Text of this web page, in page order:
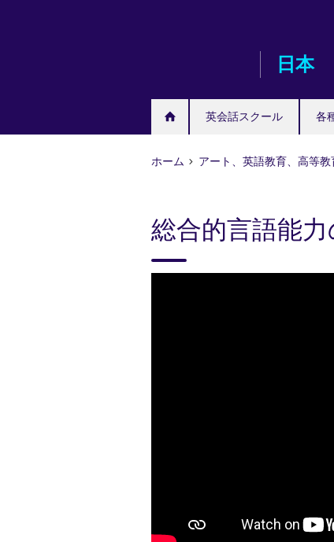
日本
英会話スクール 各
ホーム アート、英語教育、高等教
総合的言語能力